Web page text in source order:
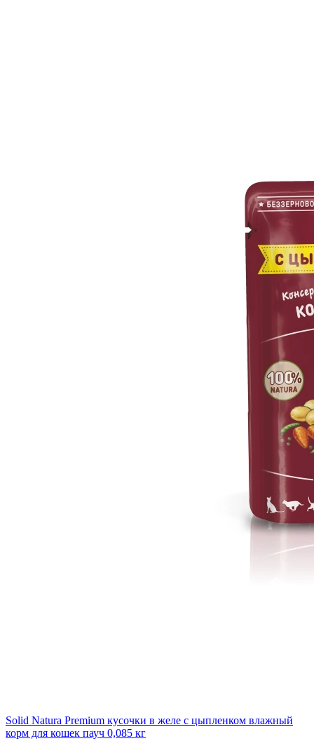
Solid Natura Premium кусочки в желе с цыпленком влажный
корм для кошек пауч 0,085 кг